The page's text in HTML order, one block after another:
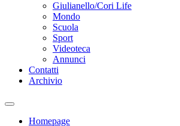
Giulianello/Cori Life
Mondo
Scuola
Sport
Videoteca
Annunci
Contatti
Archivio
Homepage